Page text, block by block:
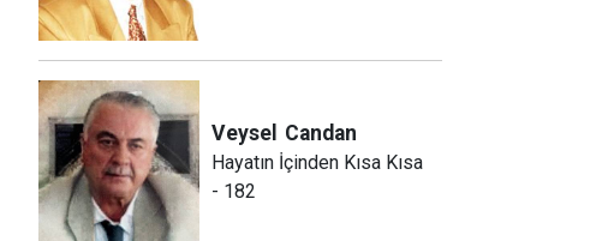
Veysel Candan
Hayatın İçinden Kısa Kısa
- 182